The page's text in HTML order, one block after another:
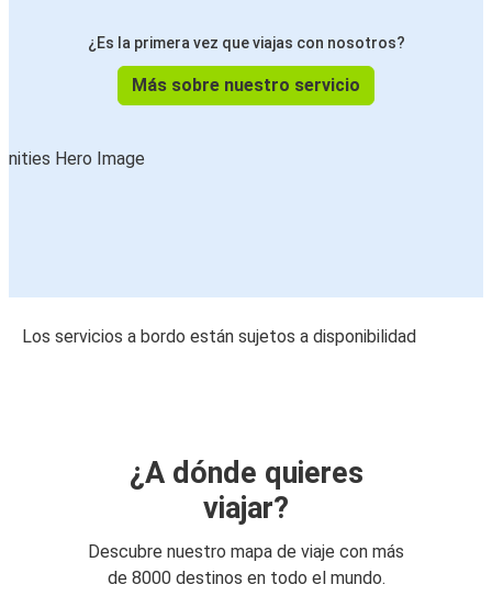
¿Es la primera vez que viajas con nosotros?
Más sobre nuestro servicio
Los servicios a bordo están sujetos a disponibilidad
¿A dónde quieres
viajar?
Descubre nuestro mapa de viaje con más
de 8000 destinos en todo el mundo.